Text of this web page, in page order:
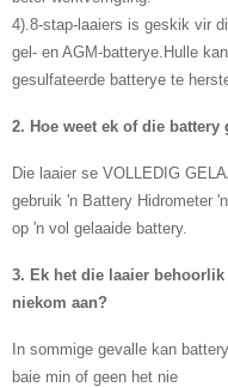
4).8-stap-laaiers is geskik vir
gel- en AGM-batterye.Hulle
gesulfateerde batterye te
2. Hoe weet ek of die battery
Die laaier se VOLLEDIG
gebruik 'n Battery Hidrometer
op 'n vol gelaaide battery.
3. Ek het die laaier
niekom aan?
In sommige gevalle kan
baie min of geen het nie